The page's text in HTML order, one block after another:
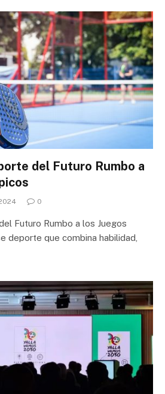
del Futuro Rumbo a
0
Futuro Rumbo a los Juegos
deporte que combina habilidad,